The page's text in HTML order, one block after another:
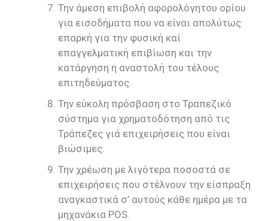
Την άμεση επιβολή αφορολόγητου ορίου
για εισοδήματα που να είναι απολύτως
επαρκή για την φυσική καί
επαγγελματική επιβίωση και την
κατάργηση η αναστολή του τέλους
επιτηδεύματος.
Την εύκολη πρόσβαση στο Τραπεζικό
σύστημα για χρηματοδότηση από τις
Τράπεζες γιά επιχειρήσεις που είναι
βιώσιμες.
Την χρέωση με λιγότερα ποσοστά σε
επιχειρήσεις που στέλνουν την είσπραξη
αναγκαστικά σ’ αυτούς κάθε ημέρα με τα
μηχανάκια PΟS.